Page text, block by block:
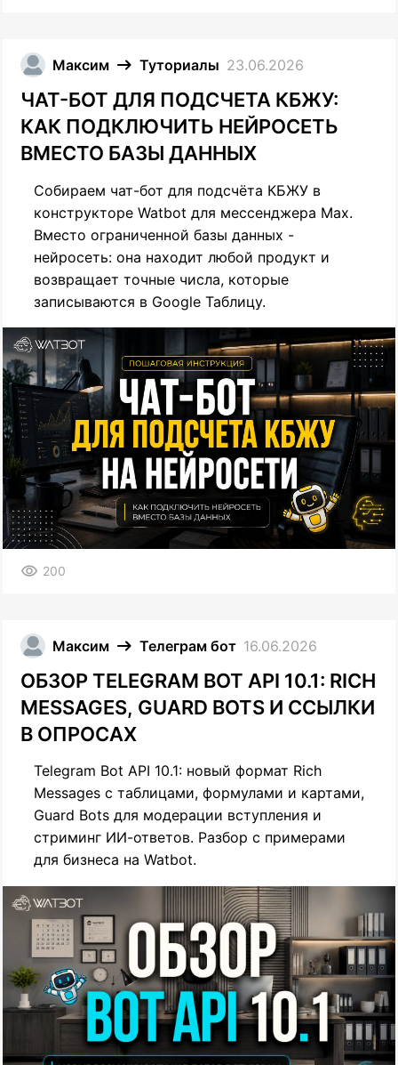
Максим Туториалы 23.06.2026
ЧАТ-БОТ ДЛЯ ПОДСЧЕТА КБЖУ:
КАК ПОДКЛЮЧИТЬ НЕЙРОСЕТЬ
ВМЕСТО БАЗЫ ДАННЫХ
Собираем чат-бот для подсчёта КБЖУ в
конструкторе Watbot для мессенджера Max.
Вместо ограниченной базы данных -
нейросеть: она находит любой продукт и
возвращает точные числа, которые
записываются в Google Таблицу.
200
Максим Телеграм бот 16.06.2026
ОБЗОР TELEGRAM BOT API 10.1: RICH
MESSAGES, GUARD BOTS И ССЫЛКИ
В ОПРОСАХ
Telegram Bot API 10.1: новый формат Rich
Messages с таблицами, формулами и картами,
Guard Bots для модерации вступления и
стриминг ИИ-ответов. Разбор с примерами
для бизнеса на Watbot.